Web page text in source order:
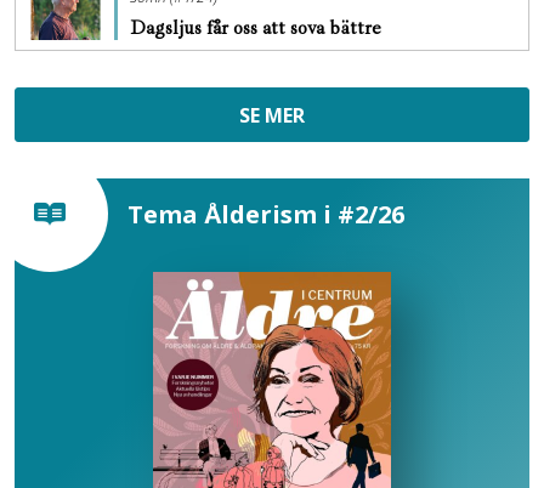
Dagsljus får oss att sova bättre
SE MER
Tema Ålderism i #2/26